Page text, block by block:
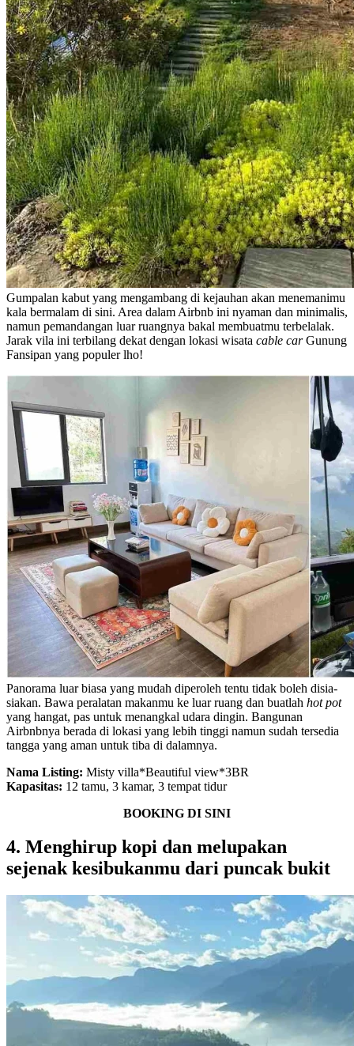
Gumpalan kabut yang mengambang di kejauhan akan menemanimu
kala bermalam di sini. Area dalam Airbnb ini nyaman dan minimalis,
namun pemandangan luar ruangnya bakal membuatmu terbelalak.
Jarak vila ini terbilang dekat dengan lokasi wisata cable carGunung
Fansipan yang populer lho!
Panorama luar biasa yang mudah diperoleh tentu tidak boleh disia-
siakan. Bawa peralatan makanmu ke luar ruang dan buatlah hot pot
yang hangat, pas untuk menangkal udara dingin. Bangunan
Airbnbnya berada di lokasi yang lebih tinggi namun sudah tersedia
tangga yang aman untuk tiba di dalamnya.
Nama Listing: Misty villa*Beautiful view*3BR
Kapasitas: 12 tamu, 3 kamar, 3 tempat tidur
BOOKING DI SINI
4. Menghirup kopi dan melupakan
sejenak kesibukanmu dari puncak bukit